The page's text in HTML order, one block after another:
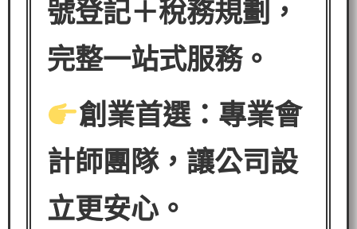
號登記＋稅務規劃，
完整一站式服務。
創業首選：專業會
計師團隊，讓公司設
立更安心。